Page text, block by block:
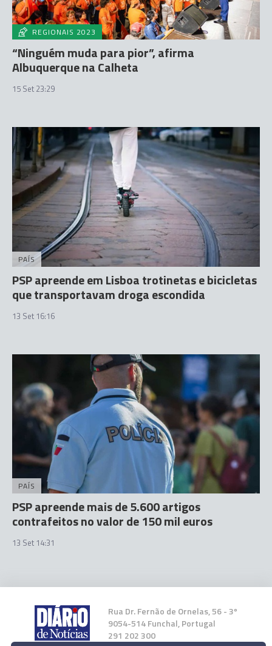
REGIONAIS 2023
“Ninguém muda para pior”, afirma
Albuquerque na Calheta
15 Set 23:29
PAÍS
PSP apreende em Lisboa trotinetas e bicicletas
que transportavam droga escondida
13 Set 16:16
PAÍS
PSP apreende mais de 5.600 artigos
contrafeitos no valor de 150 mil euros
13 Set 14:31
Rua Dr. Fernão de Ornelas, 56 - 3º
9054-514 Funchal, Portugal
291 202 300